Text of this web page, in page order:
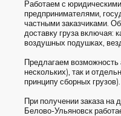
Работаем с
предпринимателями,
частными заказчиками.
доставку груза включая:
воздушных подушках,
Предлагаем возможность
нескольких), так и
принципу сборных грузов).
При получении заказа на
Белово-Ульяновск